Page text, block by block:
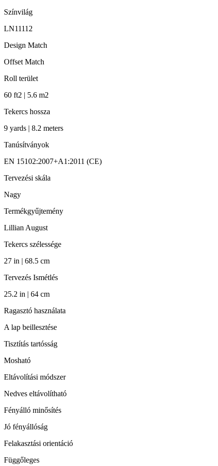
Színvilág
LN11112
Design Match
Offset Match
Roll terület
60 ft2 | 5.6 m2
Tekercs hossza
9 yards | 8.2 meters
Tanúsítványok
EN 15102:2007+A1:2011 (CE)
Tervezési skála
Nagy
Termékgyűjtemény
Lillian August
Tekercs szélessége
27 in | 68.5 cm
Tervezés Ismétlés
25.2 in | 64 cm
Ragasztó használata
A lap beillesztése
Tisztítás tartósság
Mosható
Eltávolítási módszer
Nedves eltávolítható
Fényálló minősítés
Jó fényállóság
Felakasztási orientáció
Függőleges